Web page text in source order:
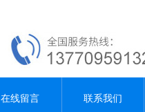
在线留言 联系我们